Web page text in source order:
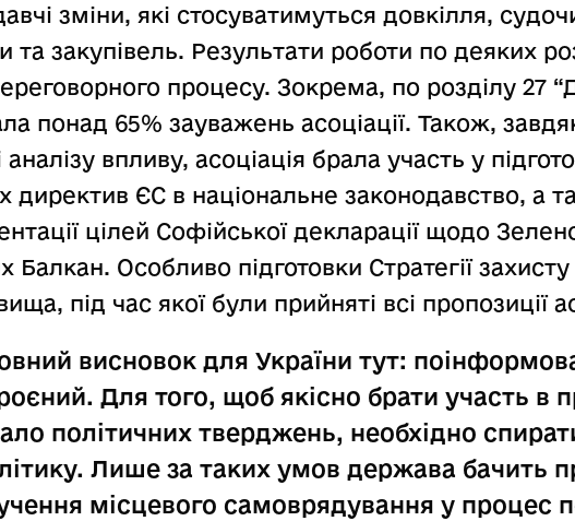
зміни, які стосуватимуться довкілля,
та закупівель. Результати роботи по деяких
процесу. Зокрема, по розділу 27
понад 65% зауважень асоціації. Також,
аналізу впливу, асоціація брала участь у
директив ЄС в національне законодавство, а
цілей Софійської декларації щодо
Балкан. Особливо підготовки Стратегії
під час якої були прийняті всі пропозиції
висновок для України тут:
Для того, щоб якісно брати участь в
політичних тверджень, необхідно
Лише за таких умов держава бачить
місцевого самоврядування у процес